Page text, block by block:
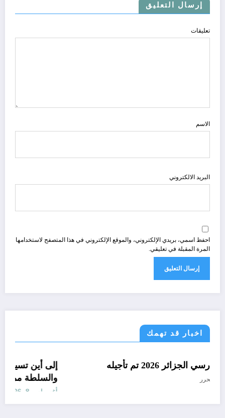
إرسال التعليق
تعليقات
الاسم
البريد الالكتروني
احفظ اسمي، بريدي الإلكتروني، والموقع الإلكتروني في هذا المتصفح لاستخدامها
المرة المقبلة في تعليقي.
اخبار قد تهمك
رسميا الدخول المدرسي الجزائر 2026 تم تأجيله
أغسطس 8, 2026